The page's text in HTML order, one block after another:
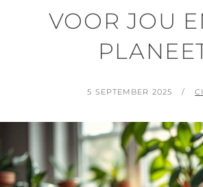
VOOR JOU
POSTED
5 SEPTEMBER 2025